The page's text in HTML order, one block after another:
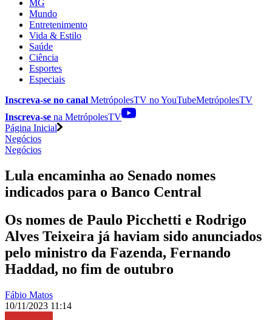
MG
Mundo
Entretenimento
Vida & Estilo
Saúde
Ciência
Esportes
Especiais
Inscreva-se no canal MetrópolesTV noYouTubeMetrópolesTV
Inscreva-se na MetrópolesTV
Página Inicial
Negócios
Negócios
Lula encaminha ao Senado nomes
indicados para o Banco Central
Os nomes de Paulo Picchetti e Rodrigo
Alves Teixeira já haviam sido anunciados
pelo ministro da Fazenda, Fernando
Haddad, no fim de outubro
Fábio Matos
10/11/2023 11:14